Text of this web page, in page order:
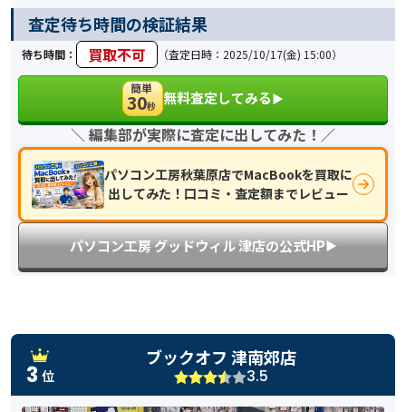
査定待ち時間の検証結果
待ち時間： 買取不可 （査定日時：2025/10/17(金) 15:00）
簡単
30秒 無料査定してみる▶︎
パソコン工房 グッドウィル 津店の公式HP▶︎
＼ 編集部が実際に査定に出してみた！／
パソコン工房秋葉原店でMacBookを買取に
出してみた！口コミ・査定額までレビュー
3 位
ブックオフ 津南郊店
3.5